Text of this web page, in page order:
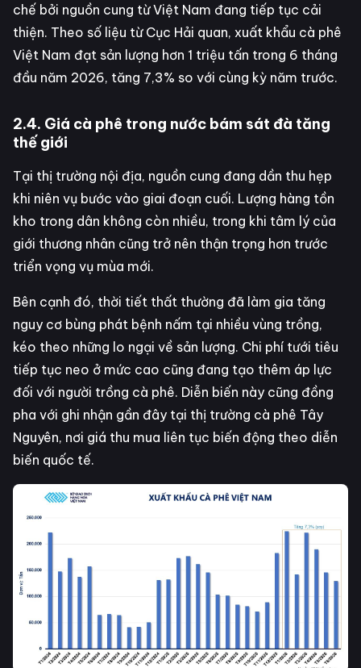
chế bởi nguồn cung từ Việt Nam đang tiếp tục cải
thiện. Theo số liệu từ Cục Hải quan, xuất khẩu cà phê
Việt Nam đạt sản lượng hơn 1 triệu tấn trong 6 tháng
đầu năm 2026, tăng 7,3% so với cùng kỳ năm trước.
2.4. Giá cà phê trong nước bám sát đà tăng
thế giới
Tại thị trường nội địa, nguồn cung đang dần thu hẹp
khi niên vụ bước vào giai đoạn cuối. Lượng hàng tồn
kho trong dân không còn nhiều, trong khi tâm lý của
giới thương nhân cũng trở nên thận trọng hơn trước
triển vọng vụ mùa mới.
Bên cạnh đó, thời tiết thất thường đã làm gia tăng
nguy cơ bùng phát bệnh nấm tại nhiều vùng trồng,
kéo theo những lo ngại về sản lượng. Chi phí tưới tiêu
tiếp tục neo ở mức cao cũng đang tạo thêm áp lực
đối với người trồng cà phê. Diễn biến này cũng đồng
pha với ghi nhận gần đây tại thị trường cà phê Tây
Nguyên, nơi giá thu mua liên tục biến động theo diễn
biến quốc tế.